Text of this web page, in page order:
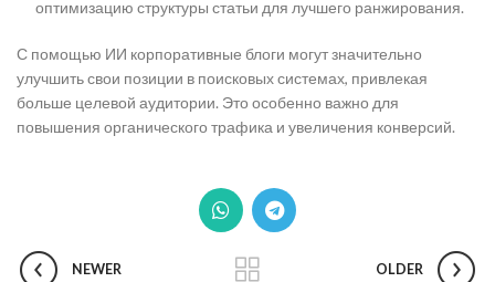
оптимизацию структуры статьи для лучшего ранжирования.
С помощью ИИ корпоративные блоги могут значительно
улучшить свои позиции в поисковых системах, привлекая
больше целевой аудитории. Это особенно важно для
повышения органического трафика и увеличения конверсий.
NEWER OLDER